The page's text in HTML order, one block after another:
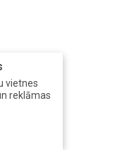
vietnes
reklāmas